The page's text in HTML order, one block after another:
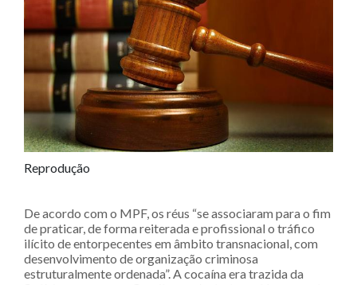
Reprodução
De acordo com o MPF, os réus “se associaram para o fim
de praticar, de forma reiterada e profissional o tráfico
ilícito de entorpecentes em âmbito transnacional, com
desenvolvimento de organização criminosa
estruturalmente ordenada”. A cocaína era trazida da